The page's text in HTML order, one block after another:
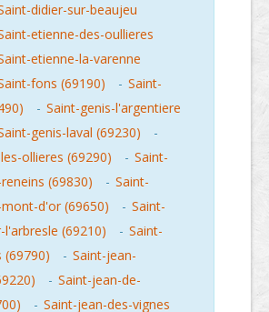
didier-sur-beaujeu
etienne-des-oullieres
etienne-la-varenne
fons (69190) - Saint-
- Saint-genis-l'argentiere
genis-laval (69230)
-
ollieres (69290)
- Saint-
(69830)
- Saint-
d'or (69650)
- Saint-
l'arbresle (69210)
- Saint-
(69790)
- Saint-jean-
- Saint-jean-de-
- Saint-jean-des-vignes